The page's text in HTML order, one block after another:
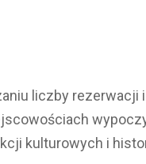
liczby rezerwacji
kulturowych i